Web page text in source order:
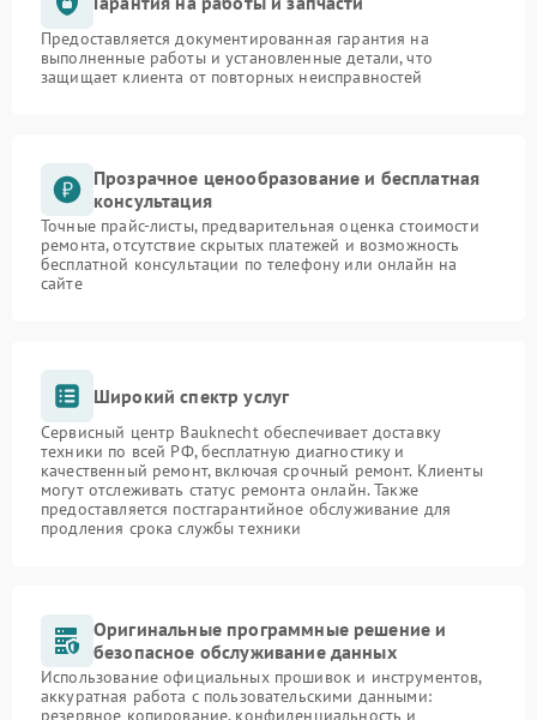
Предоставляется документированная гарантия на
выполненные работы и установленные детали, что
защищает клиента от повторных неисправностей
Прозрачное ценообразование и бесплатная
консультация
Точные прайс-листы, предварительная оценка стоимости
ремонта, отсутствие скрытых платежей и возможность
бесплатной консультации по телефону или онлайн на
сайте
Широкий спектр услуг
Сервисный центр Bauknecht обеспечивает доставку
техники по всей РФ, бесплатную диагностику и
качественный ремонт, включая срочный ремонт. Клиенты
могут отслеживать статус ремонта онлайн. Также
предоставляется постгарантийное обслуживание для
продления срока службы техники
Оригинальные программные решение и
безопасное обслуживание данных
Использование официальных прошивок и инструментов,
аккуратная работа с пользовательскими данными:
резервное копирование, конфиденциальность и